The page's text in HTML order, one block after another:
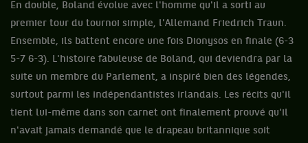
En double, Boland évolue avec l'homme qu'il a sorti au
premier tour du tournoi simple, l'Allemand Friedrich Traun.
Ensemble, ils battent encore une fois Dionysos en finale (6-3
5-7 6-3). L'histoire fabuleuse de Boland, qui deviendra par la
suite un membre du Parlement, a inspiré bien des légendes,
surtout parmi les indépendantistes irlandais. Les récits qu'il
tient lui-même dans son carnet ont finalement prouvé qu'il
n'avait jamais demandé que le drapeau britannique soit